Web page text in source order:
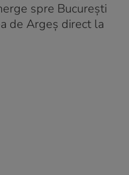
spre București
de Argeș direct la